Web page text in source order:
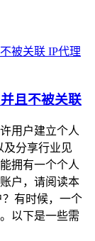
IP代理
且不被关联
用户建立个人
及分享行业见
拥有一个个人
户，请阅读本
有时候，一个
以下是一些需